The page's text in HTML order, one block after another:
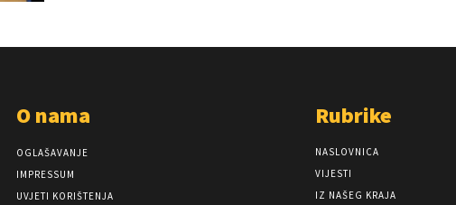
O nama
OGLAŠAVANJE
IMPRESSUM
UVJETI KORIŠTENJA
Rubrike
NASLOVNICA
VIJESTI
IZ NAŠEG KRAJA